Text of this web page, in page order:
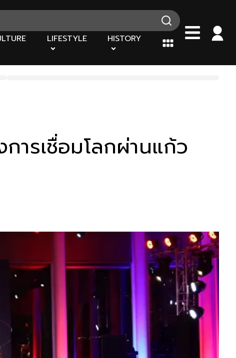
LIFESTYLE HISTORY
ารเชื่อมโลกผ่านแก้ว